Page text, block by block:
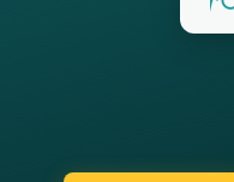
iPhone с
с